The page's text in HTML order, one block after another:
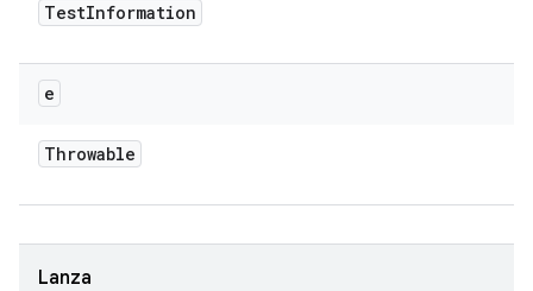
TestInformation
e
Throwable
Lanza